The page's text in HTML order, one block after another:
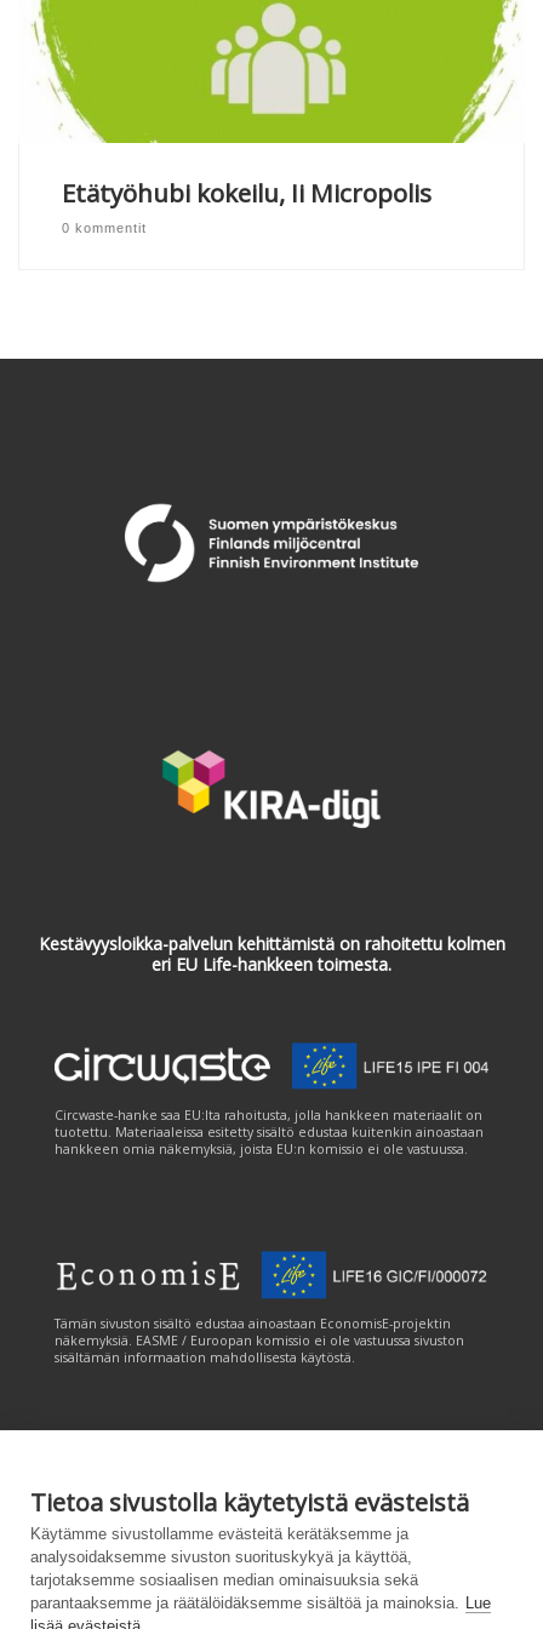
Tietoa sivustolla käytetyistä evästeistä
Käytämme sivustollamme evästeitä kerätäksemme ja
analysoidaksemme sivuston suorituskykyä ja käyttöä,
tarjotaksemme sosiaalisen median ominaisuuksia sekä
parantaaksemme ja räätälöidäksemme sisältöä ja mainoksia. Lue
Etätyöhubi kokeilu, Ii Micropolis
0 kommentit
Kestävyysloikka-palvelun kehittämistä on rahoitettu kolmen
eri EU Life-hankkeen toimesta.
Circwaste-hanke saa EU:lta rahoitusta, jolla hankkeen materiaalit on
tuotettu. Materiaaleissa esitetty sisältö edustaa kuitenkin ainoastaan
hankkeen omia näkemyksiä, joista EU:n komissio ei ole vastuussa.
Tämän sivuston sisältö edustaa ainoastaan EconomisE-projektin
näkemyksiä. EASME / Euroopan komissio ei ole vastuussa sivuston
sisältämän informaation mahdollisesta käytöstä.
Tämän sivuston tuottamiseen on saatu rahoitusta Euroopan unionin
LIFE-ohjelmasta. Tämän sivuston sisältö edustaa ainoastaan
CANEMURE-hankkeen näkemyksiä ja EASME/EU:n komissio ei ole
vastuussa sivuston sisältämän informaation mahdollisesta käytöstä.